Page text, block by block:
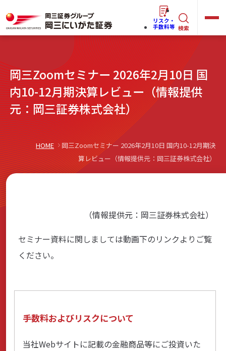
ー
ワ
ー
ド
で
探
す
らくらくネット情報便
法人(オーナー)さま向けサービス
商品・サービス
店舗のご案内
リスク・
手数料等 検索
キ
ー
ド
で
探
す
岡三Zoomセミナー 2026年2月10日 国
内10-12月期決算レビュー（情報提供
元：岡三証券株式会社）
HOME
岡三Zoomセミナー 2026年2月10日 国内10-12月期決
算レビュー（情報提供元：岡三証券株式会社）
（情報提供元：岡三証券株式会社）
セミナー資料に関しましては動画下のリンクよりご覧
ください。
手数料およびリスクについて
当社Webサイトに記載の金融商品等にご投資いた